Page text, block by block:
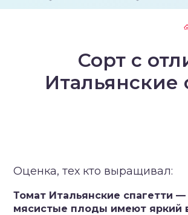
Сорт с
Итальянские
Оценка, тех кто выращивал:
Томат Итальянские спагетти
мясистые плоды имеют яркий